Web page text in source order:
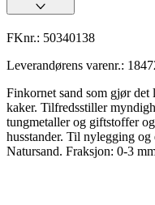
FKnr.: 50340138
Leverandørens varenr.:
Finkornet sand som gjør det
kaker. Tilfredsstiller
tungmetaller og giftstoffer
husstander. Til nylegging
Natursand. Fraksjon: 0-3